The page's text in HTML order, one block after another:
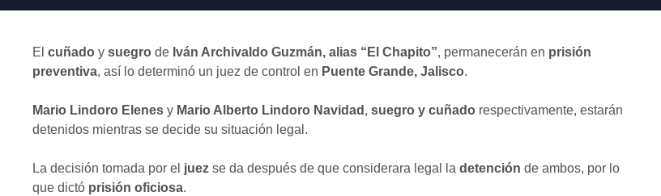
El cuñado y suegro de Iván Archivaldo Guzmán, alias “El Chapito”, permanecerán en prisión
preventiva, así lo determinó un juez de control en Puente Grande, Jalisco.
Mario Lindoro Elenes y Mario Alberto Lindoro Navidad , suegro y cuñado respectivamente, estarán
detenidos mientras se decide su situación legal.
La decisión tomada por el juez se da después de que considerara legal la detención de ambos, por lo
que dictó prisión oficiosa.